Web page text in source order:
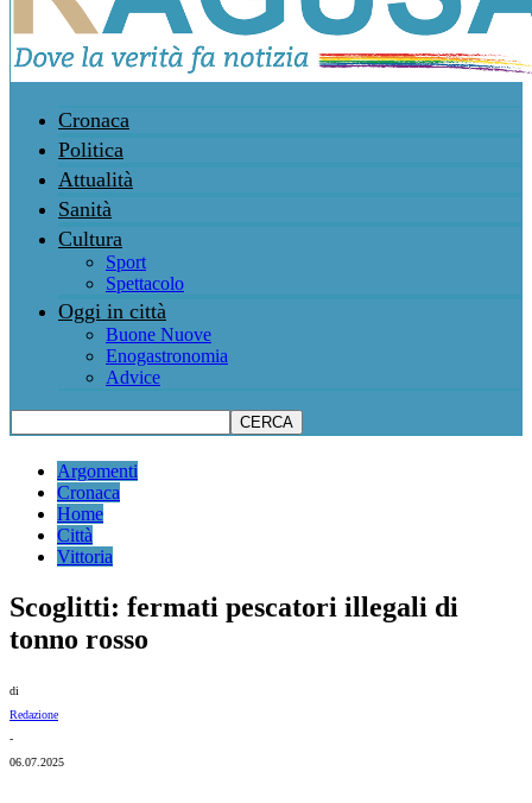
Cronaca
Politica
Attualità
Sanità
Cultura
Sport
Spettacolo
Oggi in città
Buone Nuove
Enogastronomia
Advice
Argomenti
Cronaca
Home
Città
Vittoria
Scoglitti: fermati pescatori illegali di
tonno rosso
di
Redazione
-
06.07.2025